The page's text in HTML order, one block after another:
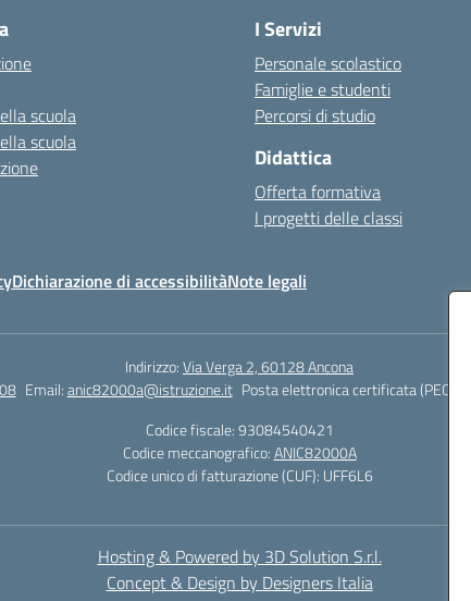
scuola
scuola
I Servizi
Personale scolastico
Famiglie e studenti
Percorsi di studio
Didattica
Offerta formativa
I progetti delle classi
Dichiarazione di accessibilitàNote legali
Indirizzo:Via Verga 2, 60128 Ancona
Email:anic82000a@istruzione.it Posta elettronica certificata (PEC):
Codice fiscale: 93084540421
Codice meccanografico:ANIC82000A
Codice unico di fatturazione (CUF): UFF6L6
Hosting & Powered by 3D Solution S.r.l.
Concept & Design by Designers Italia